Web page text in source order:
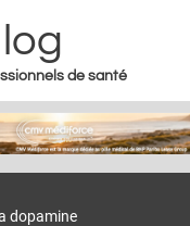
de santé
dopamine